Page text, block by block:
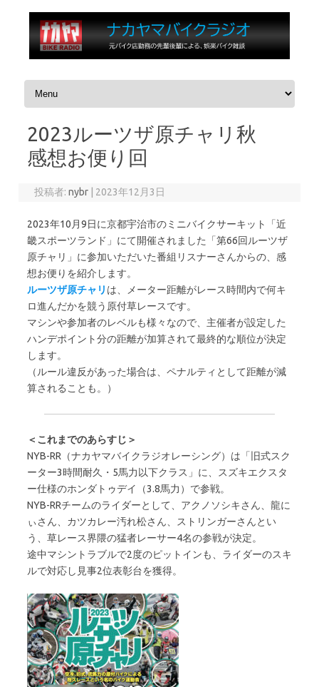
コンテンツへスキップ
2023ルーツザ原チャリ秋
感想お便り回
投稿者:nybr 2023年12月3日
2023年10月9日に京都宇治市のミニバイクサーキット「近
畿スポーツランド」にて開催されました「第66回ルーツザ
原チャリ」に参加いただいた番組リスナーさんからの、感
想お便りを紹介します。
ルーツザ原チャリ は、メーター距離がレース時間内で何キ
ロ進んだかを競う原付草レースです。
マシンや参加者のレベルも様々なので、主催者が設定した
ハンデポイント分の距離が加算されて最終的な順位が決定
します。
（ルール違反があった場合は、ペナルティとして距離が減
算されることも。）
＜これまでのあらすじ＞
NYB-RR（ナカヤマバイクラジオレーシング）は「旧式スク
ーター3時間耐久・5馬力以下クラス」に、スズキエクスタ
ー仕様のホンダトゥデイ（3.8馬力）で参戦。
NYB-RRチームのライダーとして、アクノソシキさん、龍に
ぃさん、カツカレー汚れ松さん、ストリンガーさんとい
う、草レース界隈の猛者レーサー4名の参戦が決定。
途中マシントラブルで2度のピットインも、ライダーのスキ
ルで対応し見事2位表彰台を獲得。